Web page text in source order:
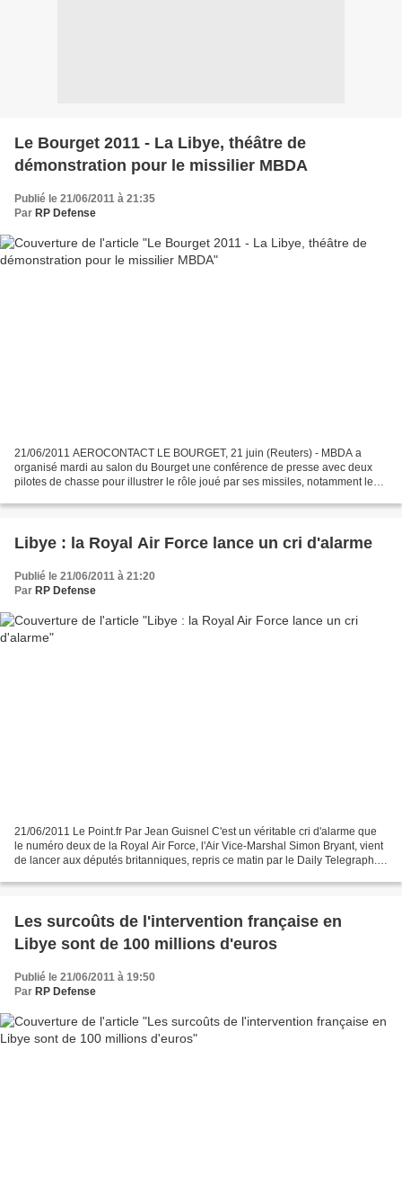
Le Bourget 2011 - La Libye, théâtre de
démonstration pour le missilier MBDA
Publié le 21/06/2011 à 21:35
Par RP Defense
21/06/2011 AEROCONTACT LE BOURGET, 21 juin (Reuters) - MBDA a
organisé mardi au salon du Bourget une conférence de presse avec deux
pilotes de chasse pour illustrer le rôle joué par ses missiles, notamment le
Libye : la Royal Air Force lance un cri d'alarme
Publié le 21/06/2011 à 21:20
Par RP Defense
21/06/2011 Le Point.fr Par Jean Guisnel C'est un véritable cri d'alarme que
le numéro deux de la Royal Air Force, l'Air Vice-Marshal Simon Bryant, vient
de lancer aux députés britanniques, repris ce matin par le Daily Telegraph. Il
Les surcoûts de l'intervention française en
Libye sont de 100 millions d'euros
Publié le 21/06/2011 à 19:50
Par RP Defense